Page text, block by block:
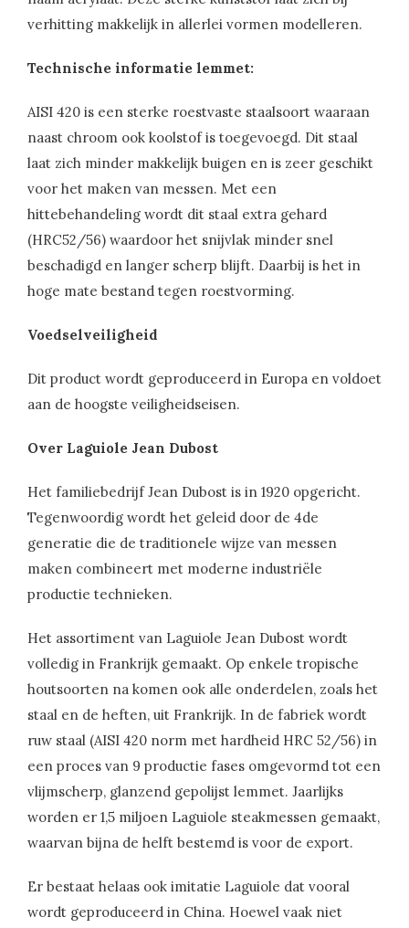
verhitting makkelijk in allerlei vormen modelleren.
Technische informatie lemmet:
AISI 420 is een sterke roestvaste staalsoort waaraan
naast chroom ook koolstof is toegevoegd. Dit staal
laat zich minder makkelijk buigen en is zeer geschikt
voor het maken van messen. Met een
hittebehandeling wordt dit staal extra gehard
(HRC52/56) waardoor het snijvlak minder snel
beschadigd en langer scherp blijft. Daarbij is het in
hoge mate bestand tegen roestvorming.
Voedselveiligheid
Dit product wordt geproduceerd in Europa en voldoet
aan de hoogste veiligheidseisen.
Over Laguiole Jean Dubost
Het familiebedrijf Jean Dubost is in 1920 opgericht.
Tegenwoordig wordt het geleid door de 4de
generatie die de traditionele wijze van messen
maken combineert met moderne industriële
productie technieken.
Het assortiment van Laguiole Jean Dubost wordt
volledig in Frankrijk gemaakt. Op enkele tropische
houtsoorten na komen ook alle onderdelen, zoals het
staal en de heften, uit Frankrijk. In de fabriek wordt
ruw staal (AISI 420 norm met hardheid HRC 52/56) in
een proces van 9 productie fases omgevormd tot een
vlijmscherp, glanzend gepolijst lemmet. Jaarlijks
worden er 1,5 miljoen Laguiole steakmessen gemaakt,
waarvan bijna de helft bestemd is voor de export.
Er bestaat helaas ook imitatie Laguiole dat vooral
wordt geproduceerd in China. Hoewel vaak niet